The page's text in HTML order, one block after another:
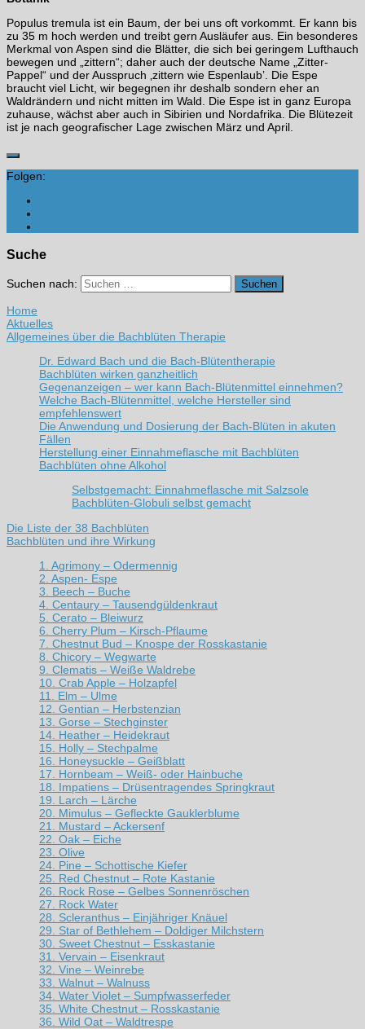
Populus tremula ist ein Baum, der bei uns oft vorkommt. Er kann bis
zu 35 m hoch werden und treibt gern Ausläufer aus. Ein besonderes
Merkmal von Aspen sind die Blätter, die sich bei geringem Lufthauch
bewegen und „zittern“; daher auch der deutsche Name „Zitter-
Pappel“ und der Ausspruch ‚zittern wie Espenlaub’. Die Espe
braucht viel Licht, wir begegnen ihr deshalb sondern eher an
Waldrändern und nicht mitten im Wald. Die Espe ist in ganz Europa
zuhause, wächst aber auch in Sibirien und Nordafrika. Die Blütezeit
ist je nach geografischer Lage zwischen März und April.
Folgen:
Suche
Suchen nach:
Home
Aktuelles
Allgemeines über die Bachblüten Therapie
Dr. Edward Bach und die Bach-Blütentherapie
Bachblüten wirken ganzheitlich
Gegenanzeigen – wer kann Bach-Blütenmittel einnehmen?
Welche Bach-Blütenmittel, welche Hersteller sind
empfehlenswert
Die Anwendung und Dosierung der Bach-Blüten in akuten
Fällen
Herstellung einer Einnahmeflasche mit Bachblüten
Bachblüten ohne Alkohol
Selbstgemacht: Einnahmeflasche mit Salzsole
Bachblüten-Globuli selbst gemacht
Die Liste der 38 Bachblüten
Bachblüten und ihre Wirkung
1. Agrimony – Odermennig
2. Aspen- Espe
3. Beech – Buche
4. Centaury – Tausendgüldenkraut
5. Cerato – Bleiwurz
6. Cherry Plum – Kirsch-Pflaume
7. Chestnut Bud – Knospe der Rosskastanie
8. Chicory – Wegwarte
9. Clematis – Weiße Waldrebe
10. Crab Apple – Holzapfel
11. Elm – Ulme
12. Gentian – Herbstenzian
13. Gorse – Stechginster
14. Heather – Heidekraut
15. Holly – Stechpalme
16. Honeysuckle – Geißblatt
17. Hornbeam – Weiß- oder Hainbuche
18. Impatiens – Drüsentragendes Springkraut
19. Larch – Lärche
20. Mimulus – Gefleckte Gauklerblume
21. Mustard – Ackersenf
22. Oak – Eiche
23. Olive
24. Pine – Schottische Kiefer
25. Red Chestnut – Rote Kastanie
26. Rock Rose – Gelbes Sonnenröschen
27. Rock Water
28. Scleranthus – Einjähriger Knäuel
29. Star of Bethlehem – Doldiger Milchstern
30. Sweet Chestnut – Esskastanie
31. Vervain – Eisenkraut
32. Vine – Weinrebe
33. Walnut – Walnuss
34. Water Violet – Sumpfwasserfeder
35. White Chestnut – Rosskastanie
36. Wild Oat – Waldtrespe